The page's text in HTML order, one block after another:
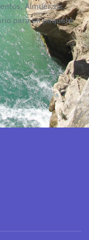
Almuerzos,
para un paquete